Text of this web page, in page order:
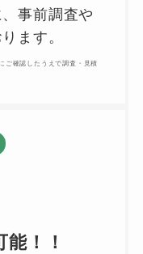
事前調査や
ます。
ご確認したうえで調査・見積
！！